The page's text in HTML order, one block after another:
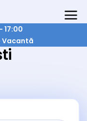
17:00
Vacantă